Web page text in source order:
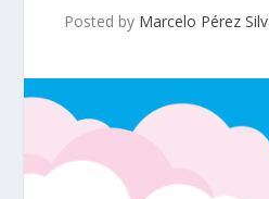
Posted by Marcelo Pérez